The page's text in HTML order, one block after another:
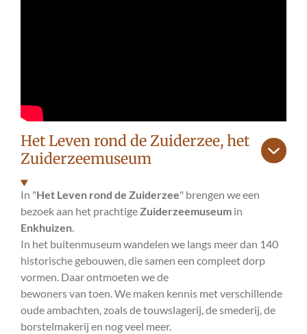
Het Leven rond de Zuiderzee, het
Zuiderzeemuseum
In "Het Leven rond de Zuiderzee" brengen we een
bezoek aan het prachtigeZuiderzeemuseum in
Enkhuizen.
In het buitenmuseum wandelen we langs meer dan 140
historische gebouwen, die samen een compleet dorp
vormen. Daar ontmoeten we de
bewoners van toen. We maken kennis met verschillende
oude ambachten, zoals de touwslagerij, de smederij, de
borstelmakerij en nog veel meer.